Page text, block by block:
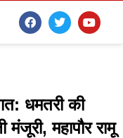
धमतरी की
महापौर रामू